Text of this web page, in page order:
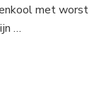
met worst
…